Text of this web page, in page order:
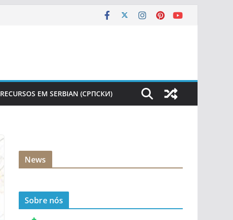
RECURSOS EM SERBIAN (СРПСКИ)
News
Sobre nós